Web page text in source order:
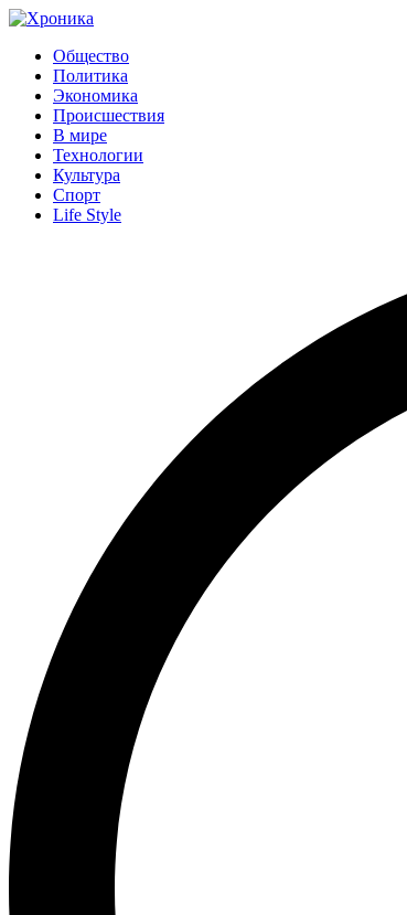
Общество
Политика
Экономика
Происшествия
В мире
Технологии
Культура
Спорт
Life Style